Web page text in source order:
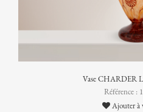
Vase CHARDER
Référence :
Ajouter à